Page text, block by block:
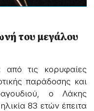
του μεγάλου
από τις κορυφαίες
παράδοσης και
ο Λάκης
83 ετών έπειτα